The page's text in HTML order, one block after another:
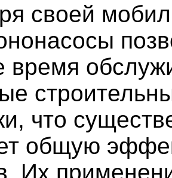
своей
время
что
общую
Их